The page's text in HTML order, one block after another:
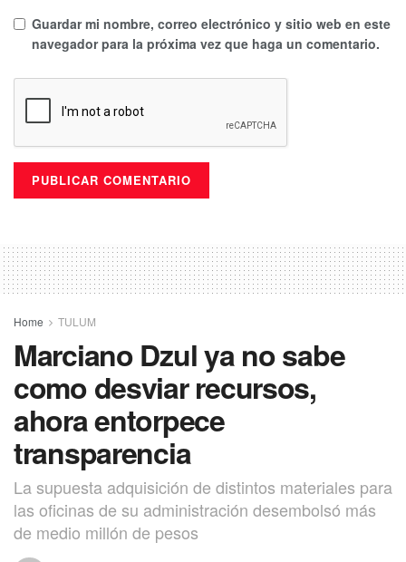
Guardar mi nombre, correo electrónico y sitio web en este
navegador para la próxima vez que haga un comentario.
Home TULUM
Marciano Dzul ya no sabe
como desviar recursos,
ahora entorpece
transparencia
La supuesta adquisición de distintos materiales para
las oficinas de su administración desembolsó más
de medio millón de pesos